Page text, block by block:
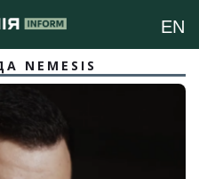
EN
NEMESIS